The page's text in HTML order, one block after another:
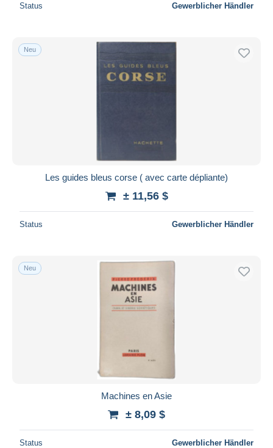
Status Gewerblicher Händler
Neu
Les guides bleus corse ( avec carte dépliante)
± 11,56 $
Status Gewerblicher Händler
Neu
Machines en Asie
± 8,09 $
Status Gewerblicher Händler